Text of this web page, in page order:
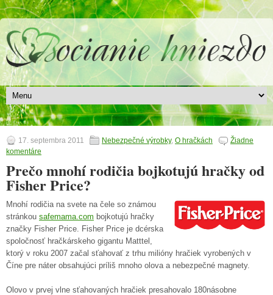
17. septembra 2011 Nebezpečné výrobky, O hračkách
Žiadne
komentáre
Prečo mnohí rodičia bojkotujú hračky od
Fisher Price?
Mnohí rodičia na svete na čele so známou
stránkou safemama.com bojkotujú hračky
značky Fisher Price. Fisher Price je dcérska
spoločnosť hračkárskeho gigantu Matttel,
ktorý v roku 2007 začal sťahovať z trhu milióny hračiek vyrobených v
Číne pre náter obsahujúci príliš mnoho olova a nebezpečné magnety.
Olovo v prvej vlne sťahovaných hračiek presahovalo 180násobne